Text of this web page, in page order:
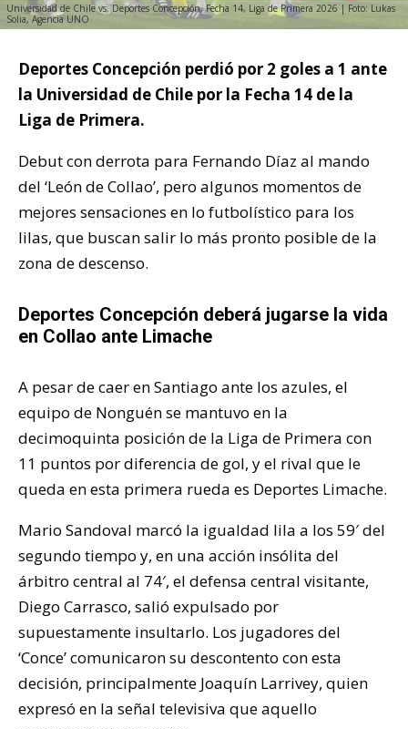
Universidad de Chile vs. Deportes Concepción, Fecha 14, Liga de Primera 2026 | Foto: Lukas
Solia, Agencia UNO
Deportes Concepción perdió por 2 goles a 1 ante
la Universidad de Chile por la Fecha 14 de la
Liga de Primera.
Debut con derrota para Fernando Díaz al mando
del ‘León de Collao’, pero algunos momentos de
mejores sensaciones en lo futbolístico para los
lilas, que buscan salir lo más pronto posible de la
zona de descenso.
Deportes Concepción deberá jugarse la vida
en Collao ante Limache
A pesar de caer en Santiago ante los azules, el
equipo de Nonguén se mantuvo en la
decimoquinta posición de la Liga de Primera con
11 puntos por diferencia de gol, y el rival que le
queda en esta primera rueda es Deportes Limache.
Mario Sandoval marcó la igualdad lila a los 59′ del
segundo tiempo y, en una acción insólita del
árbitro central al 74′, el defensa central visitante,
Diego Carrasco, salió expulsado por
supuestamente insultarlo. Los jugadores del
‘Conce’ comunicaron su descontento con esta
decisión, principalmente Joaquín Larrivey, quien
expresó en la señal televisiva que aquello